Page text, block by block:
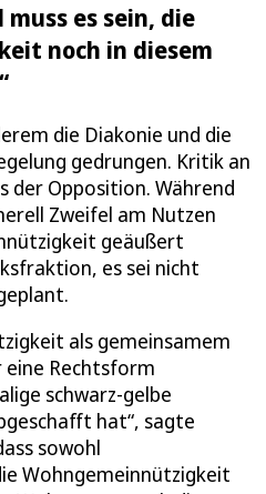
es sein, die
noch in diesem
die Diakonie und die
gedrungen. Kritik an
der Opposition. Während
Zweifel am Nutzen
geäußert
es sei nicht
als gemeinsamem
Rechtsform
schwarz-gelbe
hat“, sagte
sowohl
Wohngemeinnützigkeit